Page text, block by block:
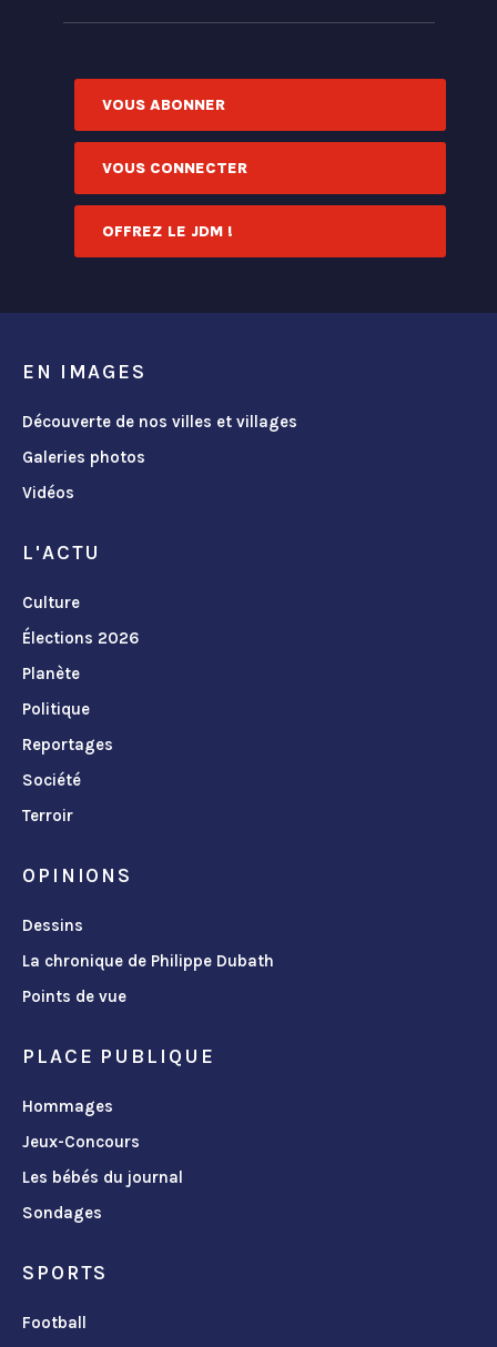
VOUS ABONNER
VOUS CONNECTER
OFFREZ LE JDM !
EN IMAGES
Découverte de nos villes et villages
Galeries photos
Vidéos
L'ACTU
Culture
Élections 2026
Planète
Politique
Reportages
Société
Terroir
OPINIONS
Dessins
La chronique de Philippe Dubath
Points de vue
PLACE PUBLIQUE
Hommages
Jeux-Concours
Les bébés du journal
Sondages
SPORTS
Football